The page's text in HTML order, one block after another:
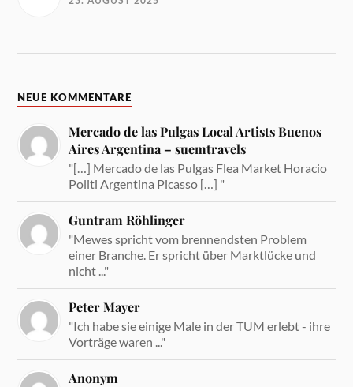
NEUE KOMMENTARE
Mercado de las Pulgas Local Artists Buenos
Aires Argentina – suemtravels
"[…] Mercado de las Pulgas Flea Market Horacio
Politi Argentina Picasso […] "
Guntram Röhlinger
"Mewes spricht vom brennendsten Problem
einer Branche. Er spricht über Marktlücke und
nicht ..."
Peter Mayer
"Ich habe sie einige Male in der TUM erlebt - ihre
Vorträge waren ..."
Anonym